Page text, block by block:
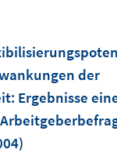
der
: Ergebnisse